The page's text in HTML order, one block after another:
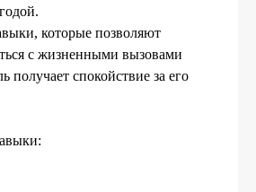
которые позволяют
с жизненными вызовами
получает спокойствие за его